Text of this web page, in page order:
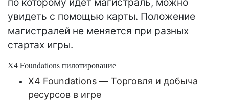
увидеть с помощью карты. Положение
магистралей не меняется при разных
стартах игры.
X4 Foundations пилотирование
X4 Foundations — Торговля и добыча
ресурсов в игре